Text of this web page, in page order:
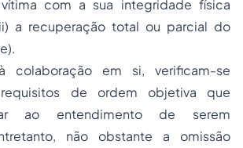
com a sua integridade física
a recuperação total ou parcial do
colaboração em si, verificam-se
de ordem objetiva que
ao entendimento de serem
não obstante a omissão